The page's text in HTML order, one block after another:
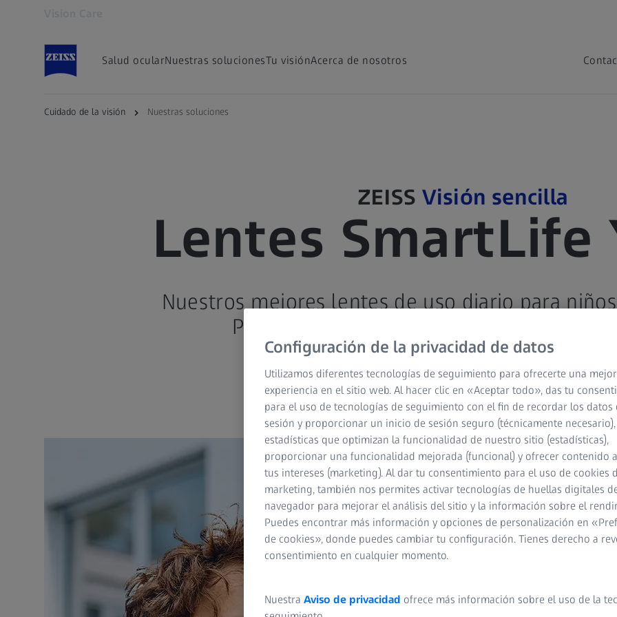
Salud ocularNuestras solucionesTu visiónAcerca de nosotros
Cuidado de la visión Nuestras soluciones
ZEISS Visión sencilla
Lentes SmartLife
Nuestros mejores lentes de uso diario para
Para los ojos en desarrollo. Para la vida
Reproducir video
Configuración de la privacidad de datos
Utilizamos diferentes tecnologías de seguimiento para ofrecerte una mejor
experiencia en el sitio web. Al hacer clic en «Aceptar todo», das tu
para el uso de tecnologías de seguimiento con el fin de recordar los datos
sesión y proporcionar un inicio de sesión seguro (técnicamente
estadísticas que optimizan la funcionalidad de nuestro sitio (estadísticas),
proporcionar una funcionalidad mejorada (funcional) y ofrecer contenido
tus intereses (marketing). Al dar tu consentimiento para el uso de cookies
marketing, también nos permites activar tecnologías de huellas digitales
navegador para mejorar el análisis del sitio y la información sobre el
Puedes encontrar más información y opciones de personalización en
de cookies», donde puedes cambiar tu configuración. Tienes derecho a
consentimiento en cualquier momento.
Nuestra Aviso de privacidad ofrece más información sobre el uso de la